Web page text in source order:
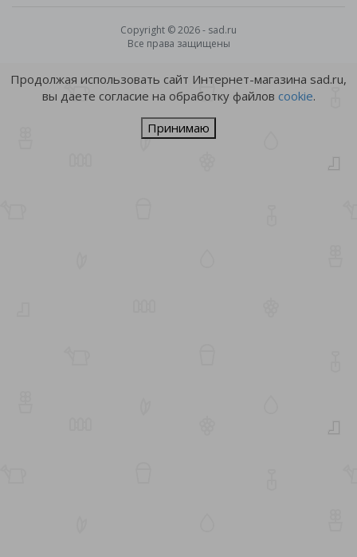
Copyright © 2026 - sad.ru
Все права защищены
Продолжая использовать сайт Интернет-магазина sad.ru,
вы даете согласие на обработку файлов cookie.
Принимаю